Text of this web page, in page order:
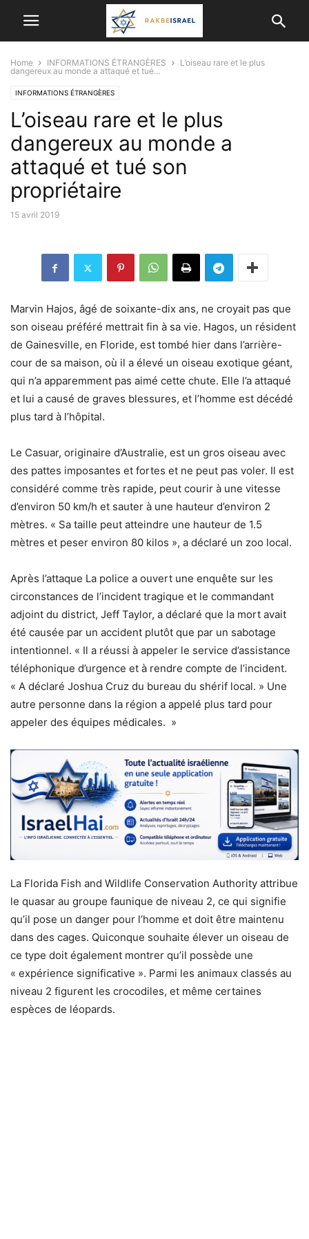
Home INFORMATIONS ÉTRANGÈRES
L’oiseau rare et le plus
dangereux au monde a attaqué et tué...
INFORMATIONS ÉTRANGÈRES
L’oiseau rare et le plus
dangereux au monde a
attaqué et tué son
propriétaire
15 avril 2019
Marvin Hajos, âgé de soixante-dix ans, ne croyait pas que
son oiseau préféré mettrait fin à sa vie. Hagos, un résident
de Gainesville, en Floride, est tombé hier dans l’arrière-
cour de sa maison, où il a élevé un oiseau exotique géant,
qui n’a apparemment pas aimé cette chute. Elle l’a attaqué
et lui a causé de graves blessures, et l’homme est décédé
plus tard à l’hôpital.
Le Casuar, originaire d’Australie, est un gros oiseau avec
des pattes imposantes et fortes et ne peut pas voler. Il est
considéré comme très rapide, peut courir à une vitesse
d’environ 50 km/h et sauter à une hauteur d’environ 2
mètres. « Sa taille peut atteindre une hauteur de 1.5
mètres et peser environ 80 kilos », a déclaré un zoo local.
Après l’attaque La police a ouvert une enquête sur les
circonstances de l’incident tragique et le commandant
adjoint du district, Jeff Taylor, a déclaré que la mort avait
été causée par un accident plutôt que par un sabotage
intentionnel. « Il a réussi à appeler le service d’assistance
téléphonique d’urgence et à rendre compte de l’incident.
« A déclaré Joshua Cruz du bureau du shérif local. » Une
autre personne dans la région a appelé plus tard pour
appeler des équipes médicales. »
La Florida Fish and Wildlife Conservation Authority attribue
le quasar au groupe faunique de niveau 2, ce qui signifie
qu’il pose un danger pour l’homme et doit être maintenu
dans des cages. Quiconque souhaite élever un oiseau de
ce type doit également montrer qu’il possède une
« expérience significative ». Parmi les animaux classés au
niveau 2 figurent les crocodiles, et même certaines
espèces de léopards.